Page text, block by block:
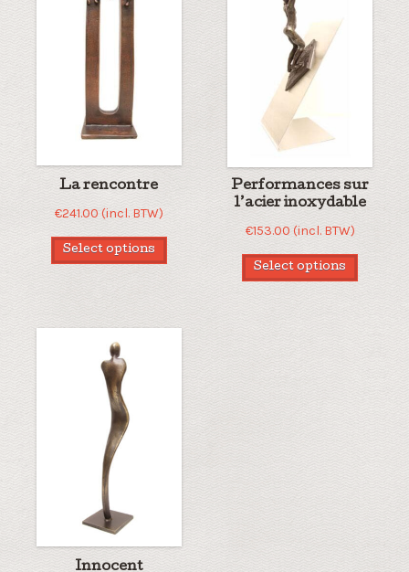
La rencontre
€241.00 (incl. BTW)
Select options
Performances sur
l’acier inoxydable
€153.00 (incl. BTW)
Select options
Innocent